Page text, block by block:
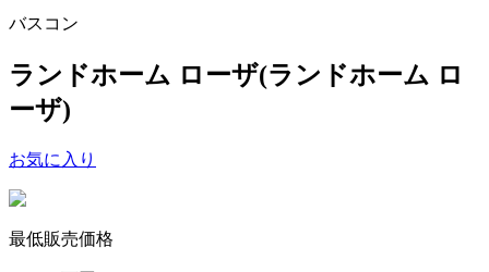
バスコン
ランドホーム ローザ(ランドホーム ロ
ーザ)
お気に入り
最低販売価格